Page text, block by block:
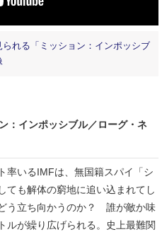
れる「ミッション：インポッシブ
：インポッシブル／ローグ・ネ
いるIMFは、無国籍スパイ「シ
ても解体の窮地に追い込まれてし
う立ち向かうのか？ 誰が敵か味
ルが繰り広げられる。史上最難関